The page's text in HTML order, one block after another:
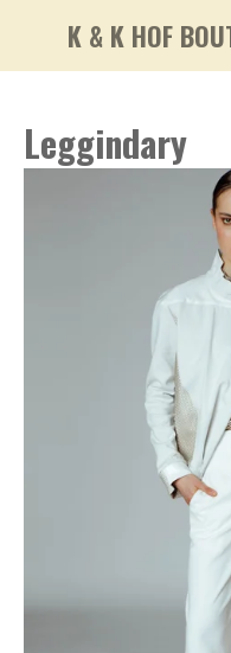
K & K HOF
Leggindary